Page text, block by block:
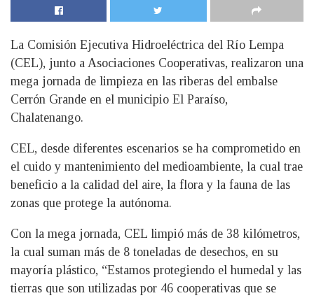
La Comisión Ejecutiva Hidroeléctrica del Río Lempa
(CEL), junto a Asociaciones Cooperativas, realizaron una
mega jornada de limpieza en las riberas del embalse
Cerrón Grande en el municipio El Paraíso,
Chalatenango.
CEL, desde diferentes escenarios se ha comprometido en
el cuido y mantenimiento del medioambiente, la cual trae
beneficio a la calidad del aire, la flora y la fauna de las
zonas que protege la autónoma.
Con la mega jornada, CEL limpió más de 38 kilómetros,
la cual suman más de 8 toneladas de desechos, en su
mayoría plástico, “Estamos protegiendo el humedal y las
tierras que son utilizadas por 46 cooperativas que se